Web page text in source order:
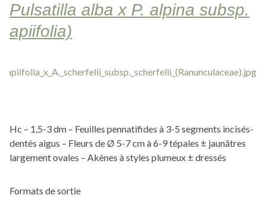
Pulsatilla alba x P. alpina subsp.
apiifolia)
Hc – 1,5-3 dm – Feuilles pennatifides à 3-5 segments incisés-
dentés aigus – Fleurs de Ø 5-7 cm à 6-9 tépales ± jaunâtres
largement ovales – Akènes à styles plumeux ± dressés
Formats de sortie